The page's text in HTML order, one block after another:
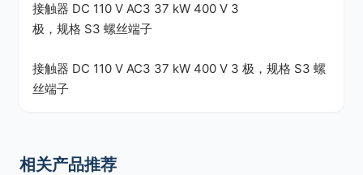
接触器 DC 110 V AC3 37 kW 400 V 3
极，规格 S3 螺丝端子
接触器 DC 110 V AC3 37 kW 400 V 3 极，规格 S3 螺
丝端子
相关产品推荐